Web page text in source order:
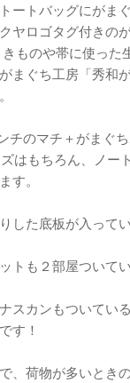
ートバッグにがま
ヤロゴタグ付きの
ものや帯に使った
まぐち工房「秀和
チのマチ＋がまぐ
はもちろん、ノー
す。
した底板が入って
トも２部屋ついて
スカンもついてい
す！
、荷物が多いとき